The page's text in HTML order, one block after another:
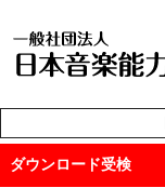
ダウンロード受検